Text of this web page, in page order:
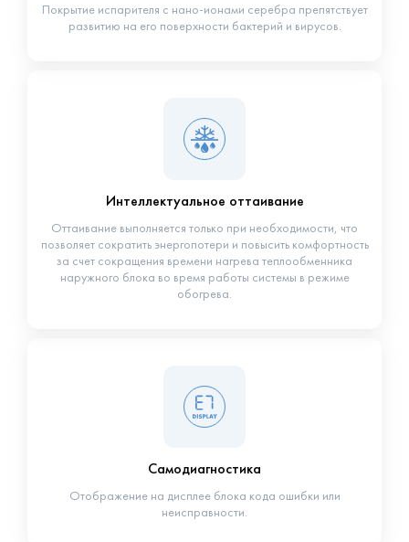
Покрытие испарителя с нано-ионами серебра препятствует
развитию на его поверхности бактерий и вирусов.
Интеллектуальное оттаивание
Оттаивание выполняется только при необходимости, что
позволяет сократить энергопотери и повысить комфортность
за счет сокращения времени нагрева теплообменника
наружного блока во время работы системы в режиме
обогрева.
Самодиагностика
Отображение на дисплее блока кода ошибки или
неисправности.